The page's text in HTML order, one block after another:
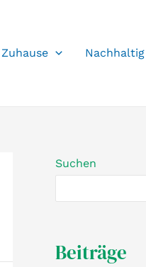
Nachhaltig
Suchen
Beiträge